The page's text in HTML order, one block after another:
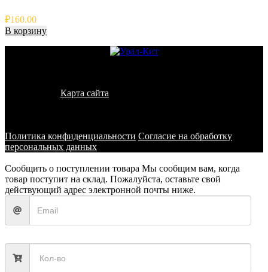
₽160.00
В корзину
Карта сайта
Политика конфиденциальности Согласие на обработку
персональных данных
Сообщить о поступлении товара Мы сообщим вам, когда
товар поступит на склад. Пожалуйста, оставьте свой
действующий адрес электронной почты ниже.